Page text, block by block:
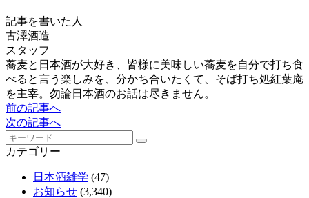
記事を書いた人
古澤酒造
スタッフ
蕎麦と日本酒が大好き、皆様に美味しい蕎麦を自分で打ち食
べると言う楽しみを、分かち合いたくて、そば打ち処紅葉庵
を主宰。勿論日本酒のお話は尽きません。
前の記事へ
次の記事へ
カテゴリー
日本酒雑学 (47)
お知らせ (3,340)